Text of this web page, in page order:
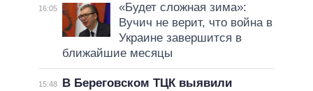
16:05
«Будет сложная зима»:
Вучич не верит, что война в
Украине завершится в
ближайшие месяцы
15:48
В Береговском ТЦК выявили